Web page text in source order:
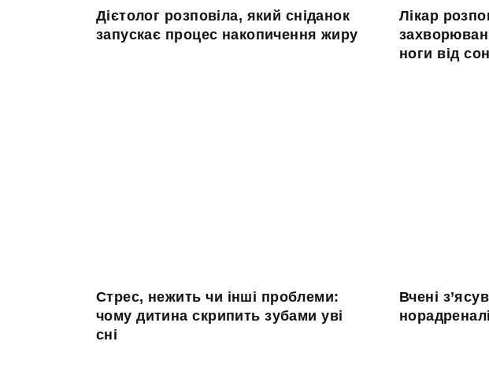
Дієтолог розповіла, який сніданок
запускає процес накопичення жиру
Лікар
ноги від
Стрес, нежить чи інші проблеми:
чому дитина скрипить зубами уві
сні
Вчені